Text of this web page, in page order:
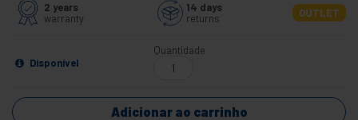
2 years
warranty
14 days
returns
OUTLET
Disponível
Quantidade
Adicionar ao carrinho